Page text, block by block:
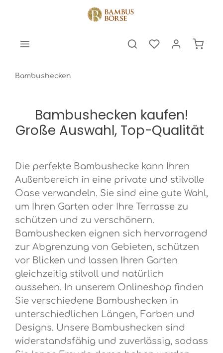
Bambushecken
Bambushecken kaufen!
Große Auswahl, Top-Qualität
Die perfekte Bambushecke kann Ihren
Außenbereich in eine private und stilvolle
Oase verwandeln. Sie sind eine gute Wahl,
um Ihren Garten oder Ihre Terrasse zu
schützen und zu verschönern.
Bambushecken eignen sich hervorragend
zur Abgrenzung von Gebieten, schützen
vor Blicken und lassen Ihren Garten
gleichzeitig stilvoll und natürlich
aussehen. In unserem Onlineshop finden
Sie verschiedene Bambushecken in
unterschiedlichen Längen, Farben und
Designs. Unsere Bambushecken sind
widerstandsfähig und zuverlässig, sodass